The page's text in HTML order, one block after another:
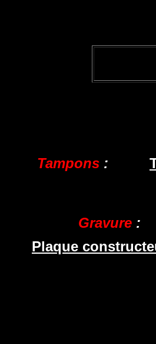
Tampons :
Gravure
Plaque